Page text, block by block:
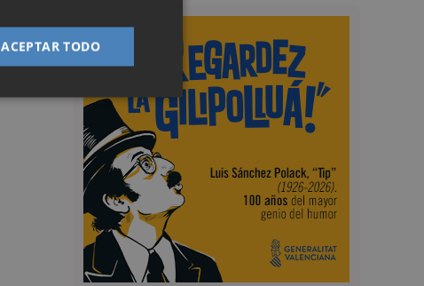
ACEPTAR TODO